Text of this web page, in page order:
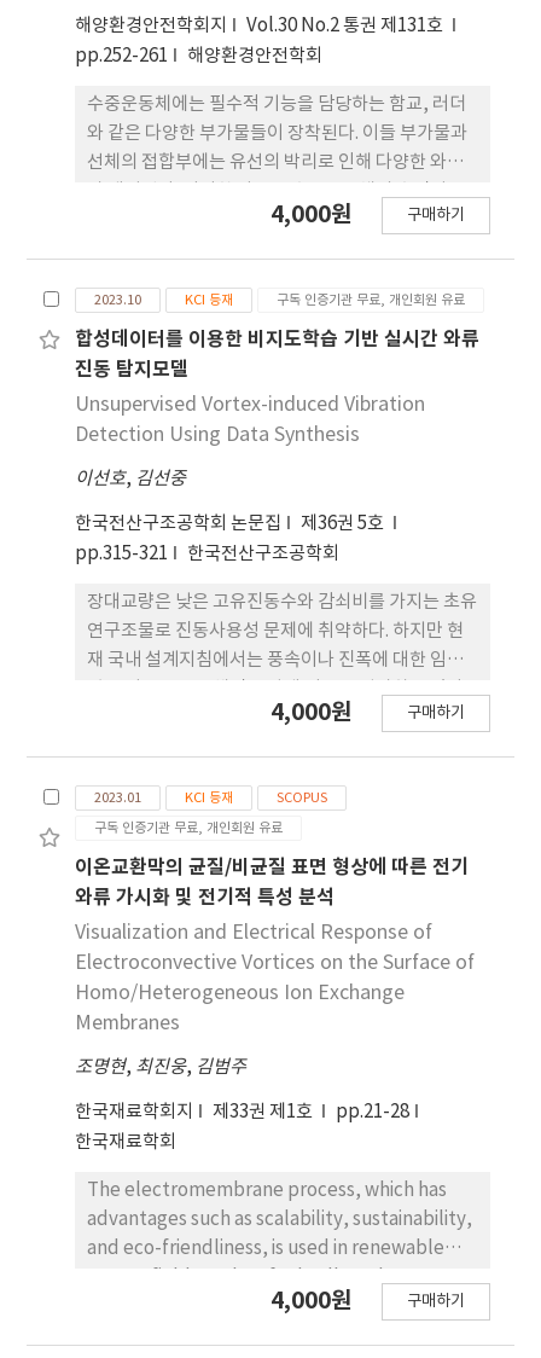
축하고 와류공진, 와류공진 전 후의 공력감쇠비를 평
가한 결과 안정적이며, 신뢰도가 높은 감쇠비 추정이
가능함을 알 수 있었다.
해양환경안전학회지
Vol.30 No.2 통권 제131호
pp.252-261
해양환경안전학회
수중운동체에는 필수적 기능을 담당하는 함교, 러더
와 같은 다양한 부가물들이 장착된다. 이들 부가물과
선체의 접합부에는 유선의 박리로 인해 다양한 와류
유입되어 수중방사소음의 증가와 같은 부정적 효과
부에서 생성되는 말발굽와류 (HSV)와 뿌리와류
(RV)를 저감하는데 효과적인 와류저감장치(VRD)에
대한 설계기준을 도출하였다. 먼저, 접합부 와류의 레
이놀즈 상사특 성 만족 여부를 분석함으로써 설계기
준 도출에 부가물의 제원과 유속의 영향을 레이놀즈
수로 대체하였다. 또한 VRD의 형상을 정의하기 위해
베지어 곡선을 활용해 VRD의 3차원 표면을 파라미터
화하였다. 이후, 와류저감을 위한 VRD의 설계기준 도
출을 위해 다양한 제원의 VRD의 와류저감 성능을 분
석함으로써 최적의 길이 대 높이 비율이 선정되었다.
최종적으로 대상 범위의 부가물들에 대해 최적 비율
을 만족하는 다양한 크기의 VRD 성능이 비교 분석되
었다. 이를 종합하여 임의의 부가물에 대해서도 와류
저감 성능을 나타낼 수 있는 VRD 의 무차원화 설계기
4,000원 구매하기
2023.10 KCI 등재 구독 인증기관 무료, 개인회원 유료
합성데이터를 이용한 비지도학습 기반 실시간 와류
진동 탐지모델
Unsupervised Vortex-induced Vibration
Detection Using Data Synthesis
이선호, 김선중
한국전산구조공학회 논문집
제36권 5호
pp.315-321
한국전산구조공학회
장대교량은 낮은 고유진동수와 감쇠비를 가지는 초유
연구조물로 진동사용성 문제에 취약하다. 하지만 현
재 국내 설계지침에서는 풍속이나 진폭에 대한 임계
본 연구에서는 장대교량에서 발생하는 유해진동을 보
방법론을 제안한다. 특별 히 포락선을 가지는 사인파
를 활용하여 와류진동에 해당하는 데이터를 합성함으
로써 모델 구축에 필수적인 와류진동 데이터 획득 및
라벨링 과정을 대체하였다. 이후 푸리에 싱크로스퀴
즈드 변환를 적용하여 시간-주파수 특징을 추출하여
신경망의 인풋 데이터로 사 용하였다. 합성데이터만
을 이용하여 양방향 장단기 기억신경망
(Bidirectional Long-Short-Term-Memory) 모
교의 계측데이터를 이용하여 학습한 모델과 비교하여
4,000원 구매하기
2023.01 KCI 등재
SCOPUS
구독 인증기관 무료, 개인회원 유료
이온교환막의 균질/비균질 표면 형상에 따른 전기
와류 가시화 및 전기적 특성 분석
Visualization and Electrical Response of
Electroconvective Vortices on the Surface of
Homo/Heterogeneous Ion Exchange
Membranes
조명현, 최진웅, 김범주
한국재료학회지 제33권 제1호
pp.21-28
한국재료학회
The electromembrane process, which has
advantages such as scalability, sustainability,
and eco-friendliness, is used in renewable
electrodialysis power generation. Most of the
4,000원 구매하기